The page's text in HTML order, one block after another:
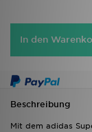
In den
Beschreibung
Mit dem adidas